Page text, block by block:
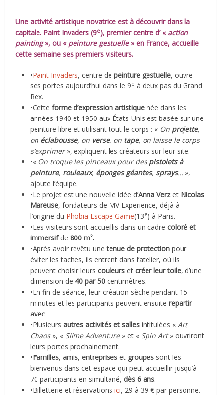
Une activité artistique novatrice est à découvrir dans la
capitale. Paint Invaders (9e), premier centre d’ « action
painting», ou « peinture gestuelle» en France, accueille
cette semaine ses premiers visiteurs.
•Paint Invaders, centre depeinture gestuelle, ouvre
ses portes aujourd’hui dans le 9e à deux pas du Grand
Rex.
•Cette forme d’expression artistique née dans les
années 1940 et 1950 aux États-Unis est basée sur une
peinture libre et utilisant tout le corps : « On projette,
on éclabousse, on verse, on tape, on laisse le corps
s’exprimer», expliquent les créateurs sur leur site.
•« On troque les pinceaux pour des pistolets à
peinture, rouleaux, éponges géantes, sprays… »,
ajoute l’équipe.
•Le projet est une nouvelle idée d’Anna Verzet Nicolas
Mareuse, fondateurs de MV Experience, déjà à
l’origine du Phobia Escape Game(13e) à Paris.
•Les visiteurs sont accueillis dans un cadrecoloré et
immersif de 800 m².
•Après avoir revêtu une tenue de protection pour
éviter les taches, ils entrent dans l’atelier, où ils
peuvent choisir leurs couleurs et créer leur toile, d’une
dimension de 40 par 50 centimètres.
•En fin de séance, leur création sèche pendant 15
minutes et les participants peuvent ensuiterepartir
avec.
•Plusieursautres activités et salles intitulées « Art
Chaos », « Slime Adventure » et « Spin Art» ouvriront
leurs portes prochainement.
•Familles, amis,entreprises et groupes sont les
bienvenus dans cet espace qui peut accueillir jusqu’à
70 participants en simultané,dès 6 ans.
•Billetterie et réservationsici, 29 à 39 € par personne.